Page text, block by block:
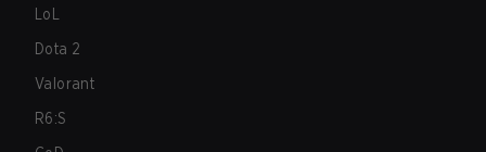
LoL
Dota 2
Valorant
R6:S